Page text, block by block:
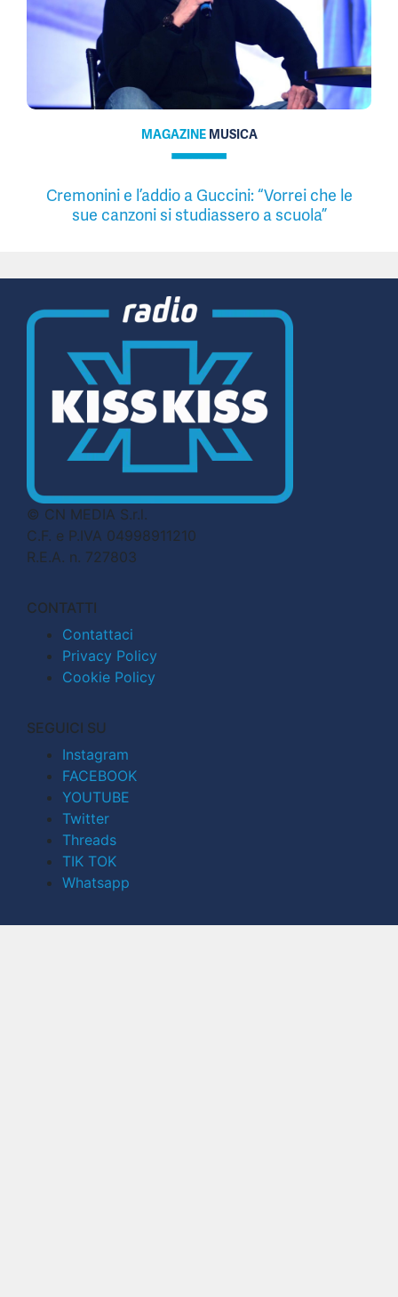
MAGAZINE MUSICA
Cremonini e l’addio a Guccini: “Vorrei che le
sue canzoni si studiassero a scuola”
© CN MEDIA S.r.l.
C.F. e P.IVA 04998911210
R.E.A. n. 727803
CONTATTI
Contattaci
Privacy Policy
Cookie Policy
SEGUICI SU
Instagram
FACEBOOK
YOUTUBE
Twitter
Threads
TIK TOK
Whatsapp